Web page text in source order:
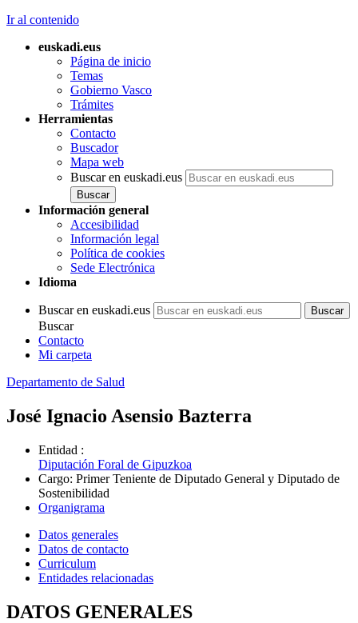
Ir al contenido
euskadi.eus
Página de inicio
Temas
Gobierno Vasco
Trámites
Herramientas
Contacto
Buscador
Mapa web
Buscar en euskadi.eus
Información general
Accesibilidad
Información legal
Política de cookies
Sede Electrónica
Idioma
Buscar en euskadi.eus
Buscar
Contacto
Mi carpeta
Departamento de Salud
José Ignacio Asensio Bazterra
Entidad :
Diputación Foral de Gipuzkoa
Cargo: Primer Teniente de Diputado General y Diputado de
Sostenibilidad
Organigrama
Datos generales
Datos de contacto
Curriculum
Entidades relacionadas
DATOS GENERALES